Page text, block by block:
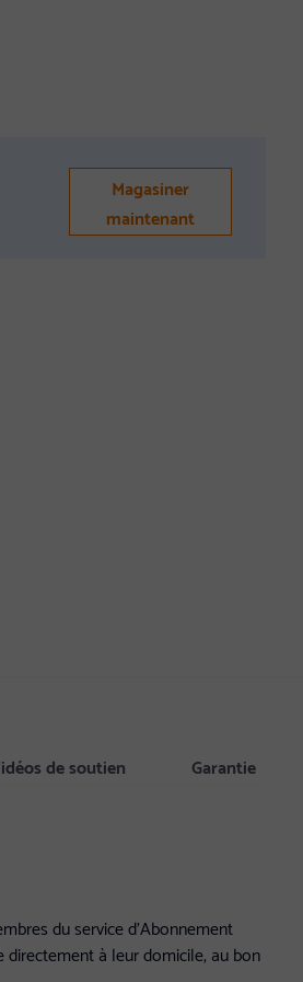
Magasiner
maintenant
de soutien Garantie
du service d’Abonnement
directement à leur domicile, au bon